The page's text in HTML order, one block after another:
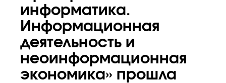
информатика.
Информационная
деятельность и
неоинформационная
экономика» прошла